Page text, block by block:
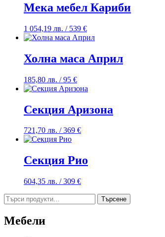
Мека мебел Кариби
1 054,19 лв. / 539 €
Холна маса Април
185,80 лв. / 95 €
Секция Аризона
721,70 лв. / 369 €
Секция Рио
604,35 лв. / 309 €
Търсене
за:
Търсене
Мебели